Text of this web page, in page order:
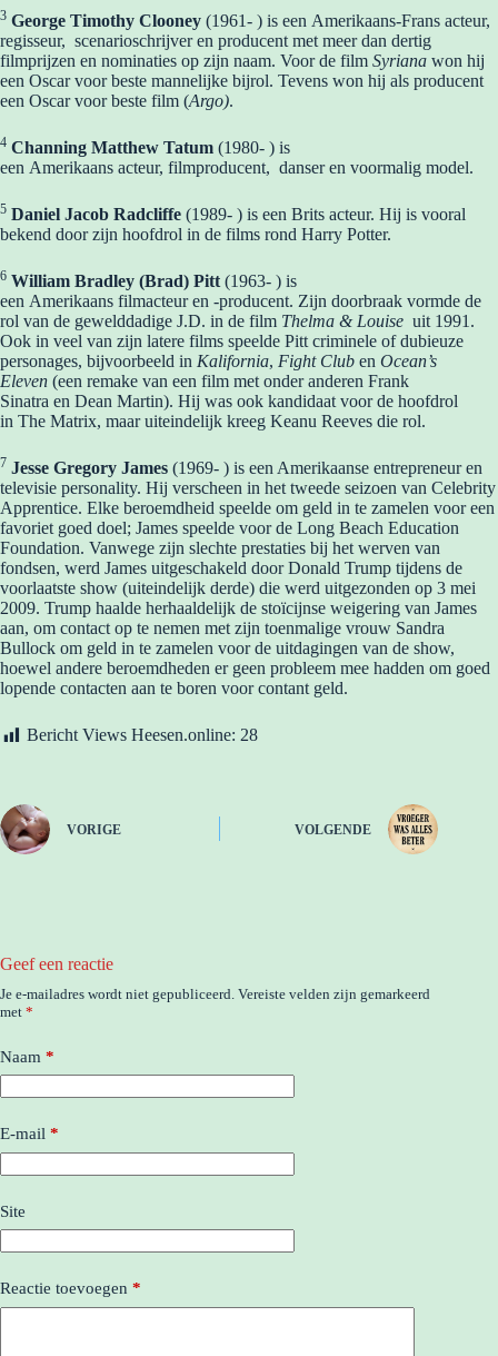
3 George Timothy Clooney (1961- ) is een Amerikaans-Frans acteur,
regisseur, scenarioschrijver en producent met meer dan dertig
filmprijzen en nominaties op zijn naam. Voor de film Syriana won hij
een Oscar voor beste mannelijke bijrol. Tevens won hij als producent
een Oscar voor beste film (Argo).
4 Channing Matthew Tatum (1980- ) is
een Amerikaans acteur, filmproducent, danser en voormalig model.
5 Daniel Jacob Radcliffe (1989- ) is een Brits acteur. Hij is vooral
bekend door zijn hoofdrol in de films rond Harry Potter.
6 William Bradley (Brad) Pitt (1963- ) is
een Amerikaans filmacteur en -producent. Zijn doorbraak vormde de
rol van de gewelddadige J.D. in de film Thelma & Louise uit 1991.
Ook in veel van zijn latere films speelde Pitt criminele of dubieuze
personages, bijvoorbeeld in Kalifornia, Fight Club en Ocean’s
Eleven (een remake van een film met onder anderen Frank
Sinatra en Dean Martin). Hij was ook kandidaat voor de hoofdrol
in The Matrix, maar uiteindelijk kreeg Keanu Reeves die rol.
7 Jesse Gregory James (1969- ) is een Amerikaanse entrepreneur en
televisie personality. Hij verscheen in het tweede seizoen van Celebrity
Apprentice. Elke beroemdheid speelde om geld in te zamelen voor een
favoriet goed doel; James speelde voor de Long Beach Education
Foundation. Vanwege zijn slechte prestaties bij het werven van
fondsen, werd James uitgeschakeld door Donald Trump tijdens de
voorlaatste show (uiteindelijk derde) die werd uitgezonden op 3 mei
2009. Trump haalde herhaaldelijk de stoïcijnse weigering van James
aan, om contact op te nemen met zijn toenmalige vrouw Sandra
Bullock om geld in te zamelen voor de uitdagingen van de show,
hoewel andere beroemdheden er geen probleem mee hadden om goed
lopende contacten aan te boren voor contant geld.
Bericht Views Heesen.online: 28
VORIGE VOLGENDE
Geef een reactie
Je e-mailadres wordt niet gepubliceerd. Vereiste velden zijn gemarkeerd
met *
Naam *
E-mail *
Site
Reactie toevoegen *